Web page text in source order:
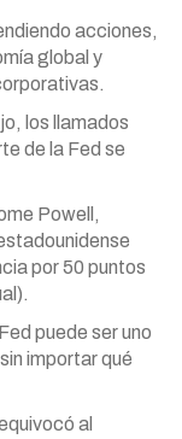
acciones,
global y
los llamados
de la Fed se
Powell,
por 50 puntos
puede ser uno
importar qué
al